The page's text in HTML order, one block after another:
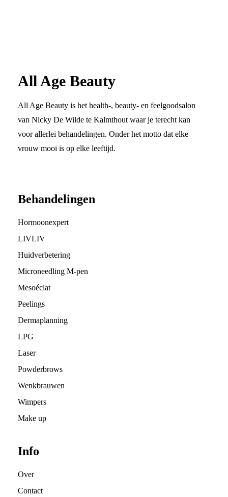
All Age Beauty
All Age Beauty is het health-, beauty- en feelgoodsalon
van Nicky De Wilde te Kalmthout waar je terecht kan
voor allerlei behandelingen. Onder het motto dat elke
vrouw mooi is op elke leeftijd.
Behandelingen
Hormoonexpert
LIVLIV
Huidverbetering
Microneedling M-pen
Mesoéclat
Peelings
Dermaplanning
LPG
Laser
Powderbrows
Wenkbrauwen
Wimpers
Make up
Info
Over
Contact